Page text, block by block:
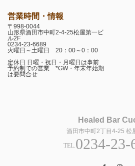
営業時間・情報
〒998-0044
山形県酒田市中町2-4-25松屋第一ビ
ル2F
0234-23-6689
火曜日～土曜日 20：00～0：00
定休日 日曜・祝日・月曜日は事前
予約制での営業 *GW・年末年始期
は要問合せ
Healed Bar
酒田市中町2丁目4-25 松
TEL.0234-23-